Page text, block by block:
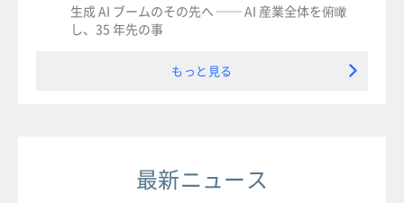
生成 AI ブームのその先へ ── AI 産業全体を俯瞰
し、35 年先の事
もっと見る
最新ニュース